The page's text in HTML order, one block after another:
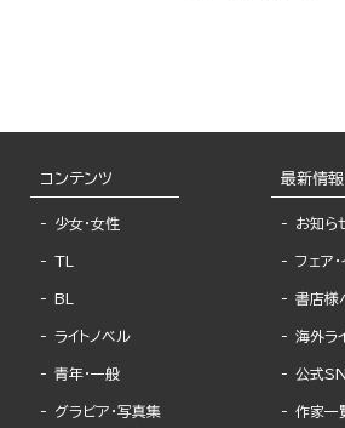
コンテンツ
少女・女性
TL
BL
ライトノベル
青年・一般
グラビア・写真集
最新情報
お知ら
フェア
書店様
海外ラ
公式
作家一